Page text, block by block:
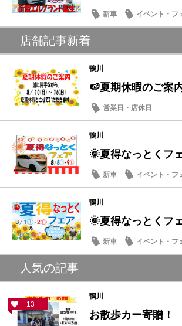
新車 イベント・フ
メンテナンス商品
店舗記事新着
鴨川
🍉夏期休暇のご案
営業日・店休日
鴨川
🌞夏得なっとく
新車 イベント・フ
営業日・店休日
鴨川
🌞夏得なっとくフ
新車 イベント・フ
人気の記事
13
鴨川
お散歩カー寄贈！